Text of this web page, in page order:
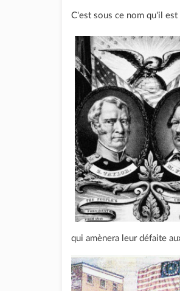
C'est sous ce nom qu'il
qui amènera leur défaite